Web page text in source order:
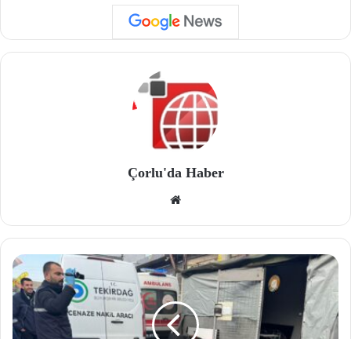
Çorlu'da Haber
site
si